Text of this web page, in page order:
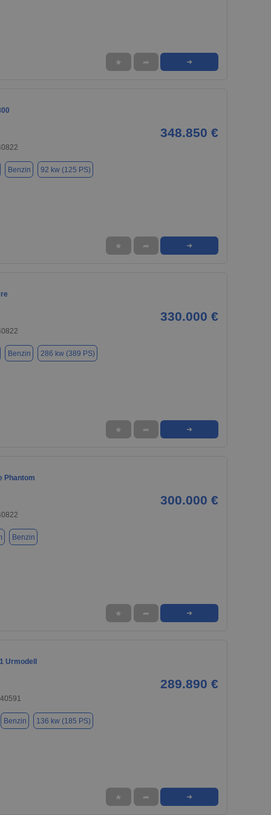
★ ➦ ➜
348.850 €
Benzin 92 kw (125 PS)
★ ➦ ➜
330.000 €
Benzin 286 kw (389 PS)
★ ➦ ➜
Phantom
300.000 €
Benzin
★ ➦ ➜
Urmodell
289.890 €
Benzin 136 kw (185 PS)
★ ➦ ➜